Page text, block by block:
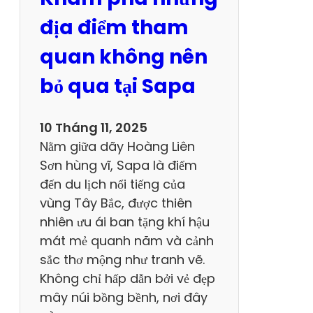
ữ
n
g
i
m
Đ
ế
n
H
ấ
p
D
ẫ
n
địa điểm tham
quan không nên
bỏ qua tại Sapa
10 Tháng 11, 2025
Nằm giữa dãy Hoàng Liên
Sơn hùng vĩ, Sapa là điểm
đến du lịch nổi tiếng của
vùng Tây Bắc, được thiên
nhiên ưu ái ban tặng khí hậu
mát mẻ quanh năm và cảnh
sắc thơ mộng như tranh vẽ.
Không chỉ hấp dẫn bởi vẻ đẹp
mây núi bồng bềnh, nơi đây